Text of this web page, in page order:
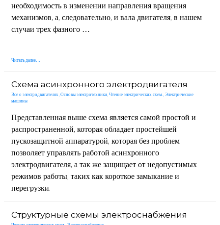
необходимость в изменении направления вращения
механизмов, а, следовательно, и вала двигателя, в нашем
случаи трех фазного …
Реверс
Читать далее…
Схема асинхронного электродвигателя
Все о электродвигателях,Основы электротехники,Чтение электрических схем.,Электрические
машины
Представленная выше схема является самой простой и
распространенной, которая обладает простейшей
пускозащитной аппаратурой, которая без проблем
позволяет управлять работой асинхронного
электродвигателя, а так же защищает от недопустимых
режимов работы, таких как короткое замыкание и
перегрузки.
Структурные схемы электроснабжения